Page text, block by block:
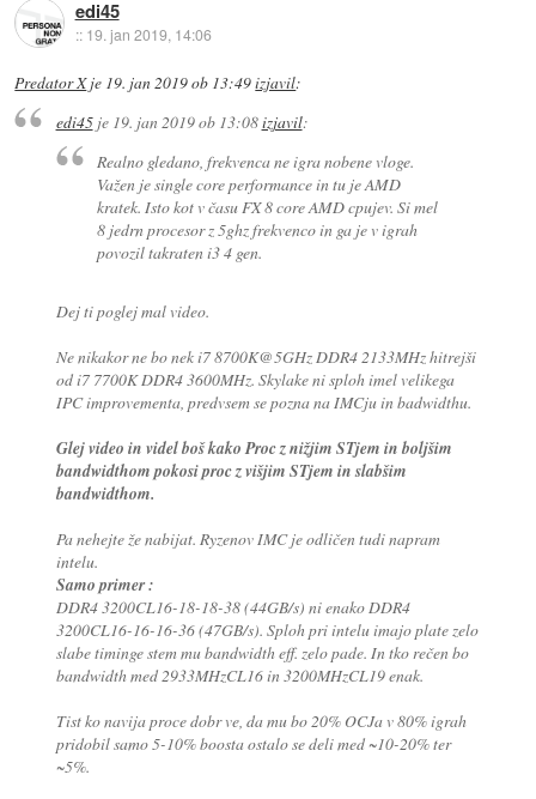
edi45
:: 19. jan 2019, 14:06
Predator Xje 19. jan 2019 ob 13:49izjavil:
edi45je 19. jan 2019 ob 13:08izjavil:
Realno gledano, frekvenca ne igra nobene vloge.
Važen je single core performance in tu je AMD
kratek. Isto kot v času FX 8 core AMD cpujev. Si mel
8 jedrn procesor z 5ghz frekvenco in ga je v igrah
povozil takraten i3 4 gen.
Dej ti poglej mal video.
Ne nikakor ne bo nek i7 8700K@5GHz DDR4 2133MHz hitrejši
od i7 7700K DDR4 3600MHz. Skylake ni sploh imel velikega
IPC improvementa, predvsem se pozna na IMCju in badwidthu.
Glej video in videl boš kako Proc z nižjim STjem in boljšim
bandwidthom pokosi proc z višjim STjem in slabšim
bandwidthom.
Pa nehejte že nabijat. Ryzenov IMC je odličen tudi napram
intelu.
Samo primer :
DDR4 3200CL16-18-18-38 (44GB/s) ni enako DDR4
3200CL16-16-16-36 (47GB/s). Sploh pri intelu imajo plate zelo
slabe timinge stem mu bandwidth eff. zelo pade. In tko rečen bo
bandwidth med 2933MHzCL16 in 3200MHzCL19 enak.
Tist ko navija proce dobr ve, da mu bo 20% OCJa v 80% igrah
pridobil samo 5-10% boosta ostalo se deli med ~10-20% ter
~5%.